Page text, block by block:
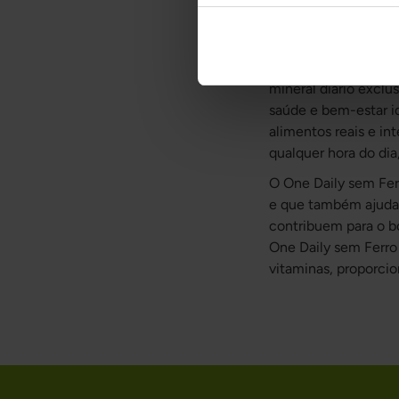
sem Ferro pode
Se procura
mineral diário
saúde e bem-estar
alimentos reais e
qualquer hora do
O One Daily sem
e que também
contribuem para o
One Daily sem
vitaminas,